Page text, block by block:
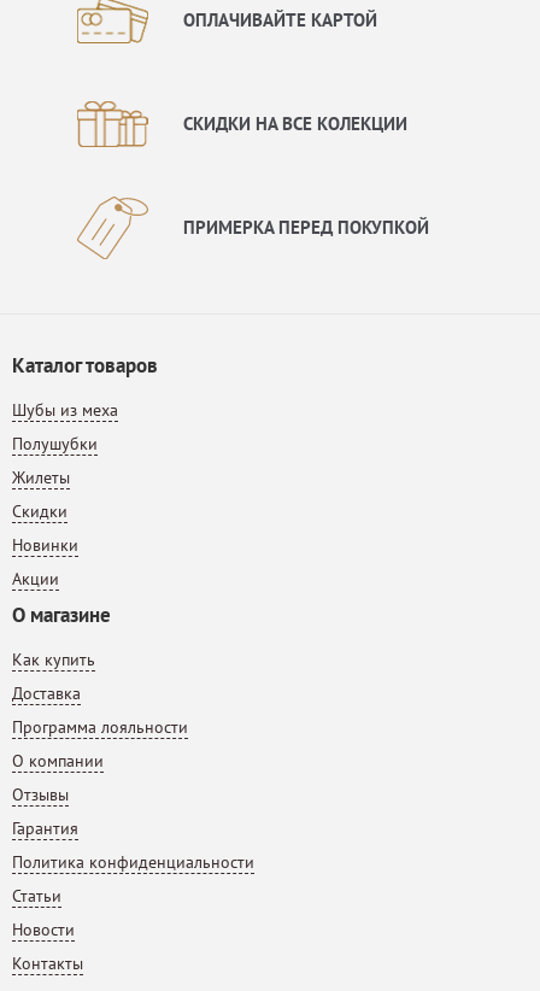
ОПЛАЧИВАЙТЕ КАРТОЙ
СКИДКИ НА ВСЕ КОЛЕКЦИИ
ПРИМЕРКА ПЕРЕД ПОКУПКОЙ
Каталог товаров
Шубы из меха
Полушубки
Жилеты
Скидки
Новинки
Акции
О магазине
Как купить
Доставка
Программа лояльности
О компании
Отзывы
Гарантия
Политика конфиденциальности
Статьи
Новости
Контакты